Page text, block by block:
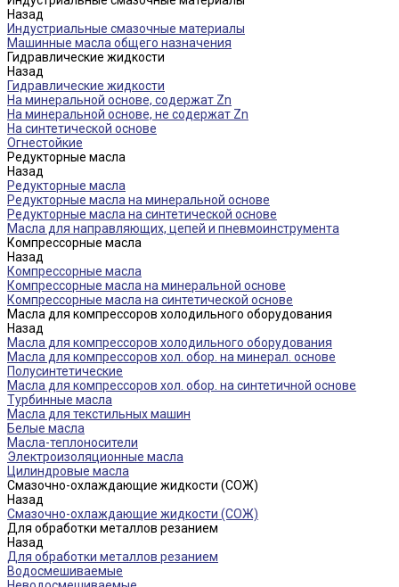
Назад
Индустриальные смазочные материалы
Машинные масла общего назначения
Гидравлические жидкости
Назад
Гидравлические жидкости
На минеральной основе, содержат Zn
На минеральной основе, не содержат Zn
На синтетической основе
Огнестойкие
Редукторные масла
Назад
Редукторные масла
Редукторные масла на минеральной основе
Редукторные масла на синтетической основе
Масла для направляющих, цепей и пневмоинструмента
Компрессорные масла
Назад
Компрессорные масла
Компрессорные масла на минеральной основе
Компрессорные масла на синтетической основе
Масла для компрессоров холодильного оборудования
Назад
Масла для компрессоров холодильного оборудования
Масла для компрессоров хол. обор. на минерал. основе
Полусинтетические
Масла для компрессоров хол. обор. на синтетичной основе
Турбинные масла
Масла для текстильных машин
Белые масла
Масла-теплоносители
Электроизоляционные масла
Цилиндровые масла
Смазочно-охлаждающие жидкости (СОЖ)
Назад
Смазочно-охлаждающие жидкости (СОЖ)
Для обработки металлов резанием
Назад
Для обработки металлов резанием
Водосмешиваемые